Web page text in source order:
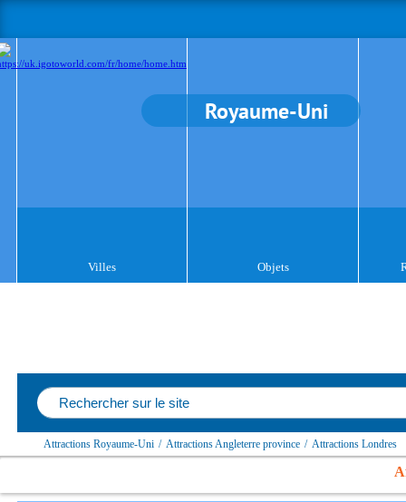
Royaume-Uni
Villes Objets
Аttractions Royaume-Uni / Аttractions Angleterre province / Аttractions Londres